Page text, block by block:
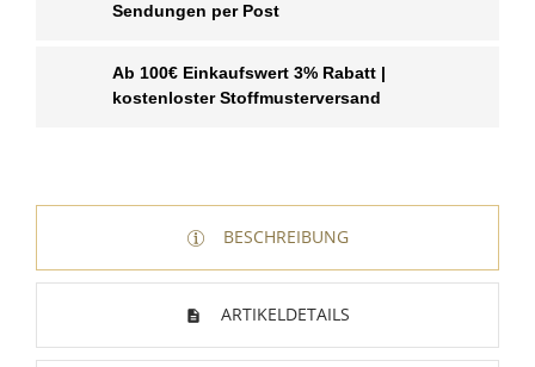
Sendungen per Post
Ab 100€ Einkaufswert 3% Rabatt |
kostenloster Stoffmusterversand
BESCHREIBUNG
ARTIKELDETAILS